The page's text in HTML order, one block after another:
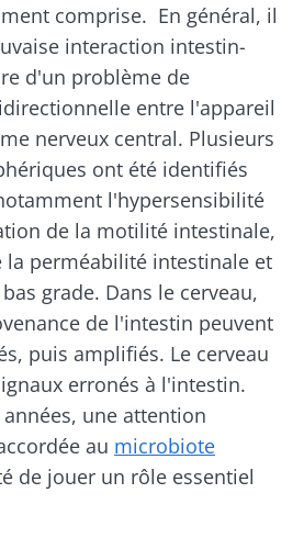
comprise. En général, il
interaction intestin-
d'un problème de
entre l'appareil
nerveux central. Plusieurs
ont été identifiés
l'hypersensibilité
de la motilité intestinale,
la perméabilité intestinale et
grade. Dans le cerveau,
de l'intestin peuvent
puis amplifiés. Le cerveau
erronés à l'intestin.
une attention
au microbiote
de jouer un rôle essentiel